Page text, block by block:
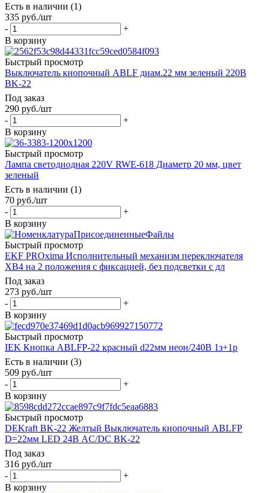
Есть в наличии (1)
335 руб./шт
-
+
В корзину
Быстрый просмотр
Выключатель кнопочный ABLF диам.22 мм зеленый 220В
ВK-22
Под заказ
290 руб./шт
-
+
В корзину
Быстрый просмотр
Лампа светодиодная 220V RWE-618 Диаметр 20 мм, цвет
зеленый
Есть в наличии (1)
70 руб./шт
-
+
В корзину
Быстрый просмотр
EKF PROxima Исполнительный механизм переключателя
ХB4 на 2 положения с фиксацией, без подсветки с дл
Под заказ
273 руб./шт
-
+
В корзину
Быстрый просмотр
IEK Кнопка ABLFP-22 красный d22мм неон/240В 1з+1р
Есть в наличии (3)
509 руб./шт
-
+
В корзину
Быстрый просмотр
DEKraft ВK-22 Желтый Выключатель кнопочный ABLFP
D=22мм LED 24В AC/DC ВK-22
Под заказ
316 руб./шт
-
+
В корзину